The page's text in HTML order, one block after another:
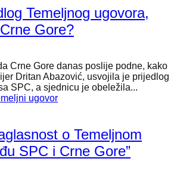
Temeljnog ugovora,
Gore?
Crne Gore danas poslije podne, kako
Dritan Abazović, usvojila je prijedlog
SPC, a sjednicu je obeležila...
ugovor
o Temeljnom
SPC i Crne Gore”